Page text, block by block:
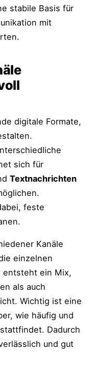
stabile Basis für
mit
digitale Formate,
sich für
Textnachrichten
feste
Kanäle
einzelnen
entsteht ein Mix,
als auch
Wichtig ist eine
wie häufig und
Dadurch
und gut